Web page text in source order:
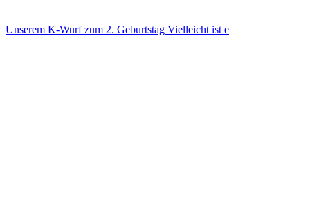
Unse­rem K-Wurf zum 2. Geburts­tag Viel­leicht ist e